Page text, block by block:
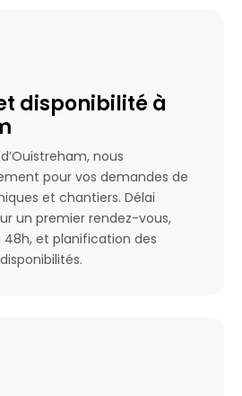
disponibilité à
nous
pour vos demandes de
et chantiers. Délai
un premier rendez-vous,
48h, et planification des